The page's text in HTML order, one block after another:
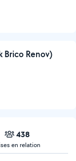
Brico Renov)
438
en relation